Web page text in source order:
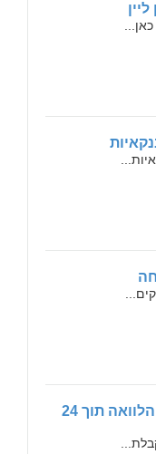
הלוואה באישור מיידי – קבלת הלוואה תוך 24